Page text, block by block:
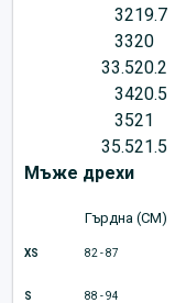
3219.7
3320
33.520.2
3420.5
3521
35.521.5
Мъже дрехи
Гърдна (CM)
XS 82 - 87
S 88 - 94